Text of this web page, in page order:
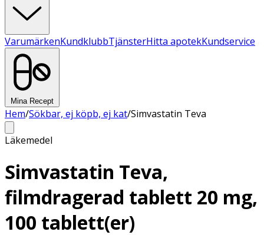
VarumärkenKundklubbTjänsterHitta apotekKundservice
Mina Recept
Hem/Sökbar, ej köpb, ej kat/Simvastatin Teva
Läkemedel
Simvastatin Teva,
filmdragerad tablett 20 mg,
100 tablett(er)